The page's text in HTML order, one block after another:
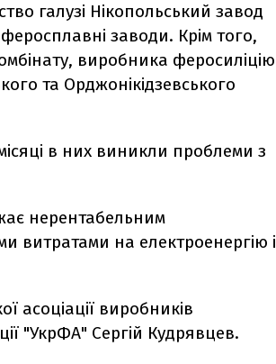
галузі Нікопольський завод
заводи. Крім того,
виробника феросиліцію
та Орджонікідзевського
в них виникли проблеми з
нерентабельним
витратами на електроенергію і
асоціації виробників
"УкрФА" Сергій Кудрявцев.